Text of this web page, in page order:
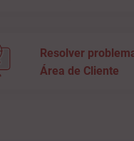
Resolver
Área de Cliente